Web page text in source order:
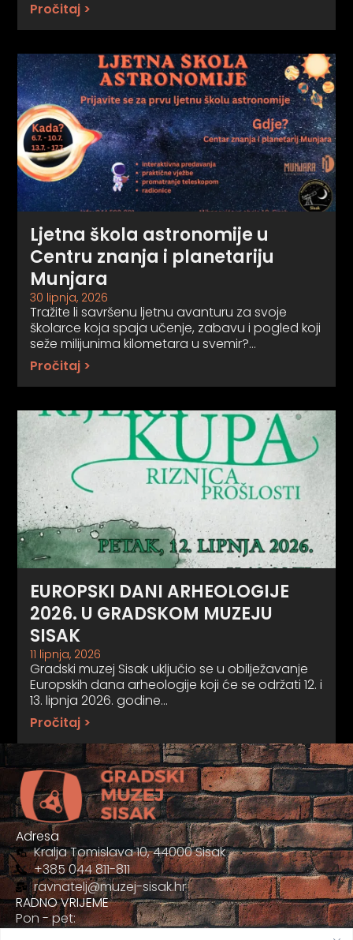
Pročitaj >
Ljetna škola astronomije u
Centru znanja i planetariju
Munjara
30 lipnja, 2026
Tražite li savršenu ljetnu avanturu za svoje
školarce koja spaja učenje, zabavu i pogled koji
seže milijunima kilometara u svemir?…
Pročitaj >
EUROPSKI DANI ARHEOLOGIJE
2026. U GRADSKOM MUZEJU
SISAK
11 lipnja, 2026
Gradski muzej Sisak uključio se u obilježavanje
Europskih dana arheologije koji će se održati 12. i
13. lipnja 2026. godine…
Pročitaj >
Adresa
Kralja Tomislava 10, 44000 Sisak
+385 044 811-811
ravnatelj@muzej-sisak.hr
RADNO VRIJEME
Pon - pet: